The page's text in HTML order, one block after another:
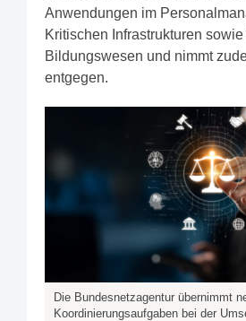
Anwendungen im
Kritischen Infrastrukturen sowie
Bildungswesen und nimmt
entgegen.
Die Bundesnetzagentur übernimmt
Koordinierungsaufgaben bei der